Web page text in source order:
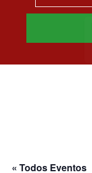
« Todos Eventos